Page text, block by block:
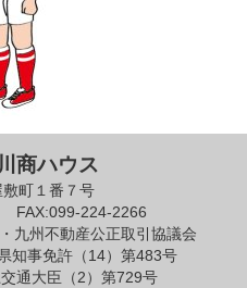
商ハウス
町１番７号
FAX:099-224-2266
九州不動産公正取引協議会
知事免許（14）第483号
通大臣（2）第729号